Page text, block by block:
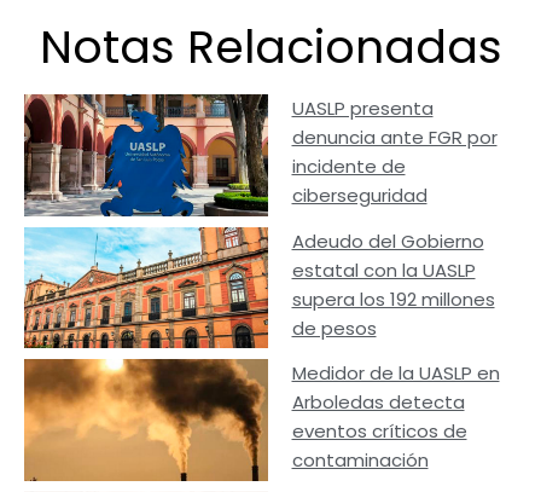
Notas Relacionadas
UASLP presenta
denuncia ante FGR por
incidente de
ciberseguridad
Adeudo del Gobierno
estatal con la UASLP
supera los 192 millones
de pesos
Medidor de la UASLP en
Arboledas detecta
eventos críticos de
contaminación